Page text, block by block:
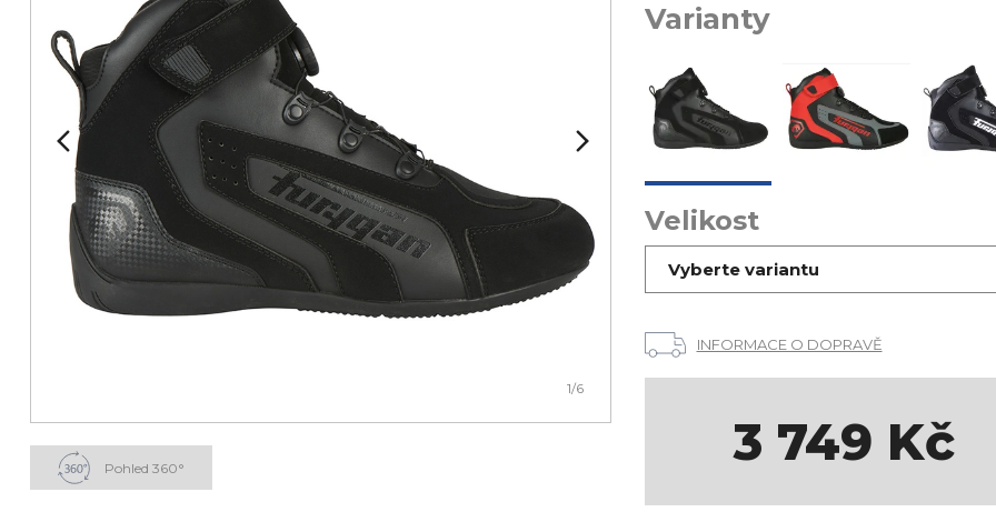
1/6
Pohled 360°
Varianty
Velikost
Vyberte variantu
INFORMACE O DOPRAVĚ
3 749 Kč